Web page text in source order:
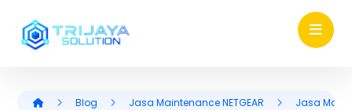
Blog Jasa Maintenance NETGEAR Jasa